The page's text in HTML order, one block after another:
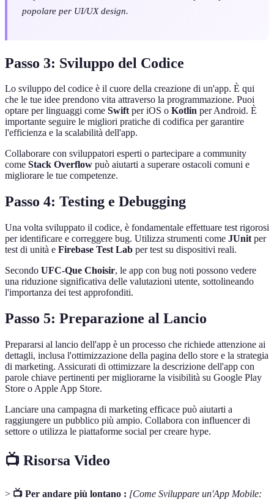
popolare per UI/UX design.
Passo 3: Sviluppo del Codice
Lo sviluppo del codice è il cuore della creazione di un'app. È qui
che le tue idee prendono vita attraverso la programmazione. Puoi
optare per linguaggi come Swiftper iOS o Kotlin per Android. È
importante seguire le migliori pratiche di codifica per garantire
l'efficienza e la scalabilità dell'app.
Collaborare con sviluppatori esperti o partecipare a community
come Stack Overflow può aiutarti a superare ostacoli comuni e
migliorare le tue competenze.
Passo 4: Testing e Debugging
Una volta sviluppato il codice, è fondamentale effettuare test rigorosi
per identificare e correggere bug. Utilizza strumenti come JUnit per
test di unità e Firebase Test Lab per test su dispositivi reali.
Secondo UFC-Que Choisir, le app con bug noti possono vedere
una riduzione significativa delle valutazioni utente, sottolineando
l'importanza dei test approfonditi.
Passo 5: Preparazione al Lancio
Prepararsi al lancio dell'app è un processo che richiede attenzione ai
dettagli, inclusa l'ottimizzazione della pagina dello store e la strategia
di marketing. Assicurati di ottimizzare la descrizione dell'app con
parole chiave pertinenti per migliorarne la visibilità su Google Play
Store o Apple App Store.
Lanciare una campagna di marketing efficace può aiutarti a
raggiungere un pubblico più ampio. Collabora con influencer di
settore o utilizza le piattaforme social per creare hype.
📺 Risorsa Video
> 📺 Per andare più lontano : [Come Sviluppare un'App Mobile: